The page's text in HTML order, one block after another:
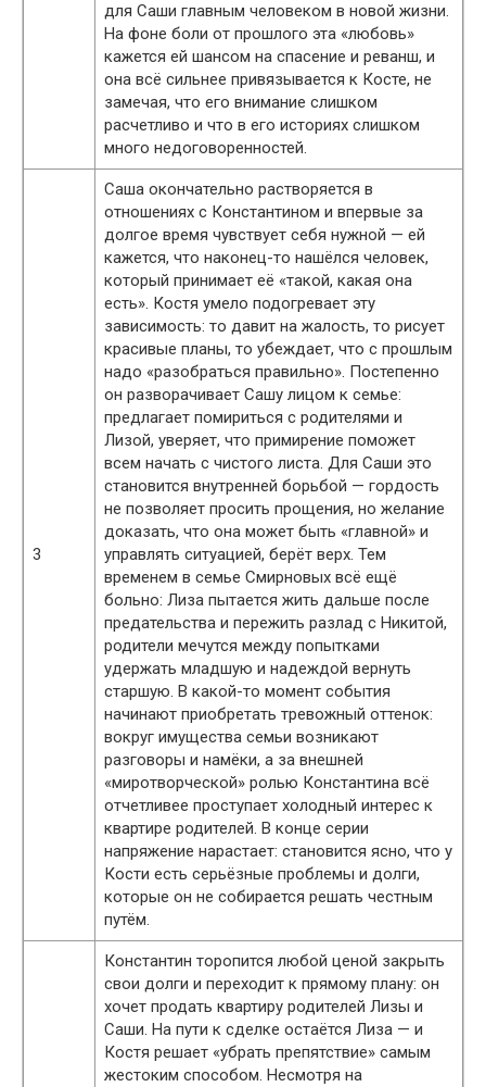
для Саши главным человеком в новой жизни.
На фоне боли от прошлого эта «любовь»
кажется ей шансом на спасение и реванш, и
она всё сильнее привязывается к Косте, не
замечая, что его внимание слишком
расчетливо и что в его историях слишком
много недоговоренностей.
3
Саша окончательно растворяется в
отношениях с Константином и впервые за
долгое время чувствует себя нужной — ей
кажется, что наконец-то нашёлся человек,
который принимает её «такой, какая она
есть». Костя умело подогревает эту
зависимость: то давит на жалость, то рисует
красивые планы, то убеждает, что с прошлым
надо «разобраться правильно». Постепенно
он разворачивает Сашу лицом к семье:
предлагает помириться с родителями и
Лизой, уверяет, что примирение поможет
всем начать с чистого листа. Для Саши это
становится внутренней борьбой — гордость
не позволяет просить прощения, но желание
доказать, что она может быть «главной» и
управлять ситуацией, берёт верх. Тем
временем в семье Смирновых всё ещё
больно: Лиза пытается жить дальше после
предательства и пережить разлад с Никитой,
родители мечутся между попытками
удержать младшую и надеждой вернуть
старшую. В какой-то момент события
начинают приобретать тревожный оттенок:
вокруг имущества семьи возникают
разговоры и намёки, а за внешней
«миротворческой» ролью Константина всё
отчетливее проступает холодный интерес к
квартире родителей. В конце серии
напряжение нарастает: становится ясно, что у
Кости есть серьёзные проблемы и долги,
которые он не собирается решать честным
путём.
Константин торопится любой ценой закрыть
свои долги и переходит к прямому плану: он
хочет продать квартиру родителей Лизы и
Саши. На пути к сделке остаётся Лиза — и
Костя решает «убрать препятствие» самым
жестоким способом. Несмотря на